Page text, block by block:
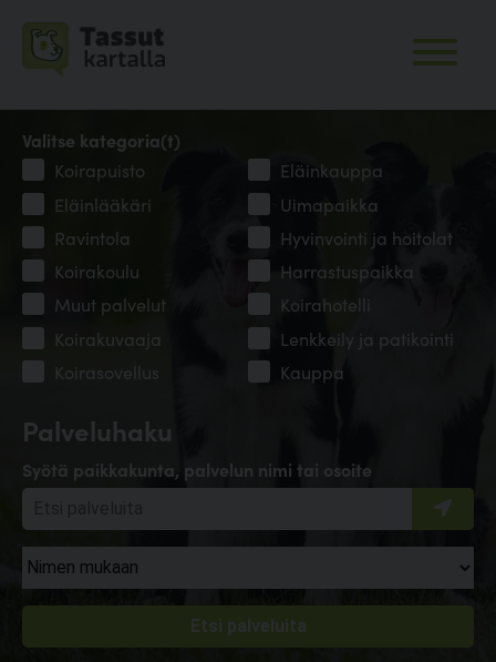
Palveluhaku
Syötä paikkakunta, palvelun nimi tai osoite
Valitse kategoria(t)
Koirapuisto
Eläinkauppa
Eläinlääkäri
Uimapaikka
Ravintola
Hyvinvointi ja hoitolat
Koirakoulu
Harrastuspaikka
Muut palvelut
Koirahotelli
Koirakuvaaja
Lenkkeily ja patikointi
Koirasovellus
Kauppa